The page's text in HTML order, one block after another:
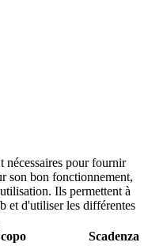
nécessaires pour fournir
son bon fonctionnement,
Ils permettent à
et d'utiliser les différentes
Scadenza